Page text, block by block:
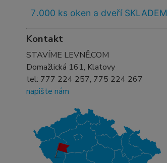
7.000 ks oken a dveří SKLADEM
Kontakt
STAVÍME LEVNĚ.COM
Domažlická 161, Klatovy
tel: 777 224 257, 775 224 267
napište nám